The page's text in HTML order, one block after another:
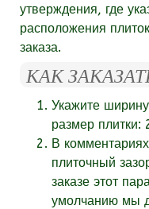
утверждения, где
расположения
заказа.
КАК
Укажите
размер
В
плиточный
заказе этот
умолчанию мы